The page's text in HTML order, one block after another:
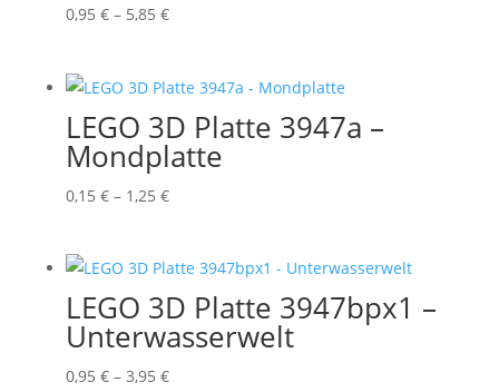
0,95 € – 5,85 €Preisspanne:
5,85 €
LEGO 3D Platte 3947a –
Mondplatte
0,15 € – 1,25 €Preisspanne:
1,25 €
LEGO 3D Platte 3947bpx1 –
Unterwasserwelt
0,95 € – 3,95 €Preisspanne: